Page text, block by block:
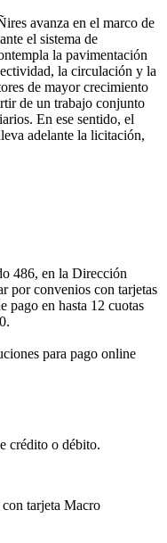
avanza en el marco de
el sistema de
la pavimentación
la circulación y la
de mayor crecimiento
de un trabajo conjunto
En ese sentido, el
adelante la licitación,
486, en la Dirección
por convenios con tarjetas
pago en hasta 12 cuotas
para pago online
crédito o débito.
con tarjeta Macro